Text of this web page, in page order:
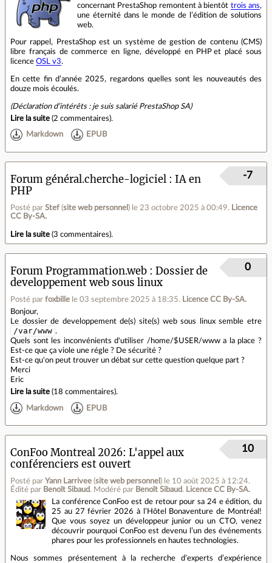
concernant PrestaShop remontent à bientôt trois ans,
une éternité dans le monde de l’édition de solutions
web.
Pour rappel, PrestaShop est un système de gestion de contenu (CMS)
libre français de commerce en ligne, développé en PHP et placé sous
licence OSL v3.
En cette fin d’année 2025, regardons quelles sont les nouveautés des
douze mois écoulés.
(Déclaration d’intérêts : je suis salarié PrestaShop SA)
Lire la suite (2 commentaires).
Markdown EPUB
Forum général.cherche-logiciel
IA en
PHP
Posté par Stef (site web personnel ) le 23 octobre 2025 à 00:49. Licence
CC By‑SA.
-7
Lire la suite (3 commentaires).
Forum Programmation.web
Dossier de
developpement web sous linux
Posté par foxbille le 03 septembre 2025 à 18:35. Licence CC By‑SA.
0
Bonjour,
Le dossier de developpement de(s) site(s) web sous linux semble etre
/var/www .
Quels sont les inconvénients d'utiliser /home/$USER/www a la place ?
Est-ce que ça viole une régle ? De sécurité ?
Est-ce qu'on peut trouver un débat sur cette question quelque part ?
Merci
Eric
Lire la suite (18 commentaires).
Markdown EPUB
ConFoo Montreal 2026: L'appel aux
conférenciers est ouvert
Posté par Yann Larrivee (site web personnel ) le 10 août 2025 à 12:24.
Édité par Benoît Sibaud. Modéré par Benoît Sibaud. Licence CC By‑SA.
10
La conférence ConFoo est de retour pour sa 24 e édition, du
25 au 27 février 2026 à l’Hôtel Bonaventure de Montréal!
Que vous soyez un développeur junior ou un CTO, venez
découvrir pourquoi ConFoo est devenu l’un des événements
phares pour les professionnels en hautes technologies.
Nous sommes présentement à la recherche d’experts d’expérience